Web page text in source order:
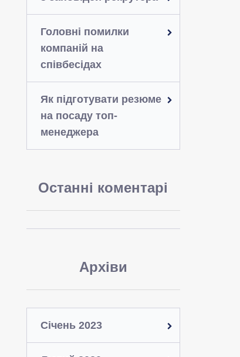
Головні помилки
компаній на
співбесідах
Як підготувати резюме
на посаду топ-
менеджера
Останні коментарі
Архіви
Січень 2023